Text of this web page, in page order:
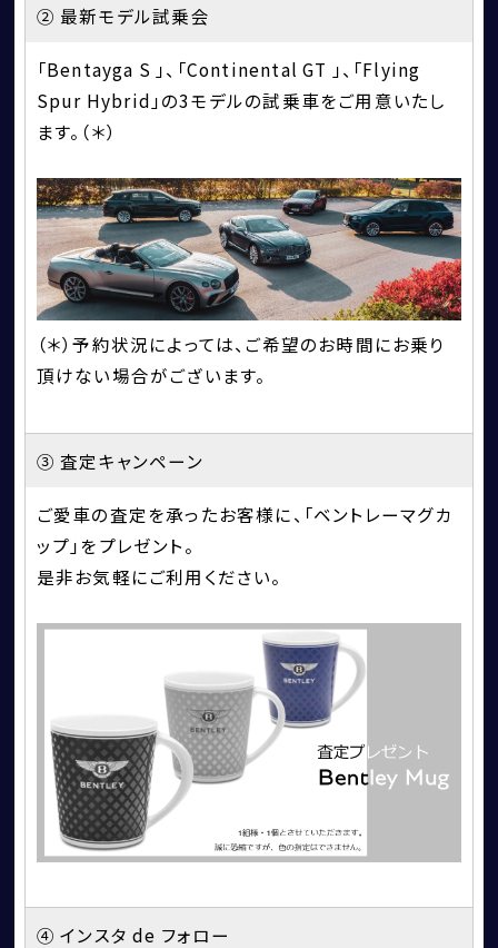
② 最新モデル試乗会
「Bentayga S 」、「Continental GT 」、「Flying
Spur Hybrid」の3モデルの試乗車をご用意いたし
ます。（＊）
（＊）予約状況によっては、ご希望のお時間にお乗り
頂けない場合がございます。
③ 査定キャンペーン
ご愛車の査定を承ったお客様に、「ベントレーマグカ
ップ」をプレゼント。
是非お気軽にご利用ください。
④ インスタ de フォロー